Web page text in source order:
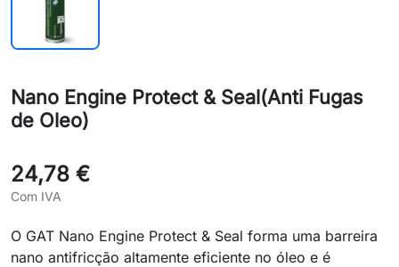
Nano Engine Protect & Seal(Anti Fugas
de Oleo)
24,78 €
Com IVA
O GAT Nano Engine Protect & Seal forma uma barreira
nano antifricção altamente eficiente no óleo e é